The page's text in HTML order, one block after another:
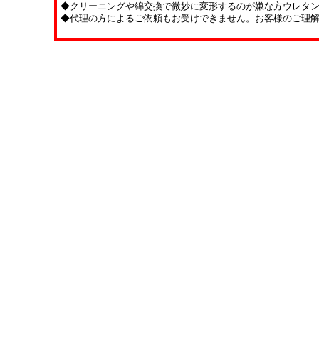
◆クリーニングや綿交換で微妙に変形するのが嫌な方ウレタ
◆代理の方によるご依頼もお受けできません。お客様のご理